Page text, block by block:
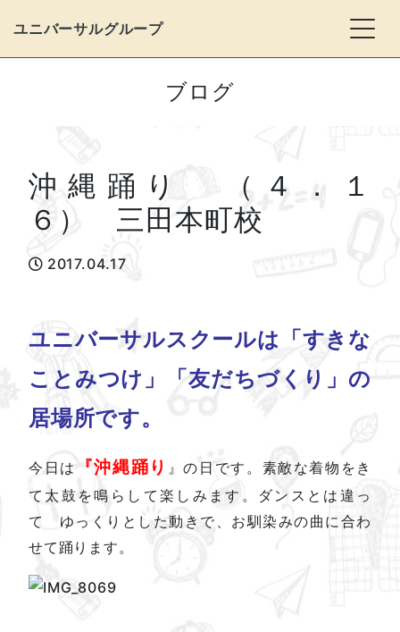
ユニバーサルグループ
ブログ
沖縄踊り （４．１
６） 三田本町校
2017.04.17
ユニバーサルスクールは「すきな
ことみつけ」「友だちづくり」の
居場所です。
今日は 『沖縄踊り 』の日です。素敵な着物をき
て太鼓を鳴らして楽しみます。ダンスとは違っ
て ゆっくりとした動きで、お馴染みの曲に合わ
せて踊ります。